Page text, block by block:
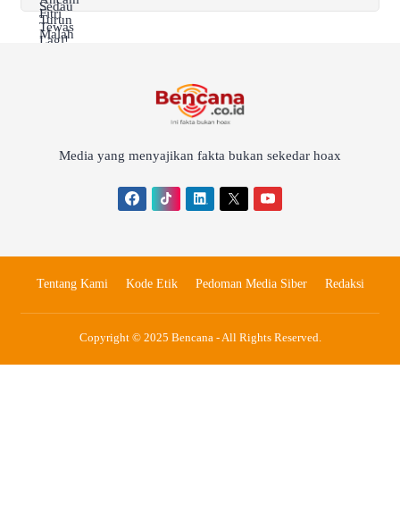
Media yang menyajikan fakta bukan sekedar hoax
Tentang Kami Kode Etik Pedoman Media Siber Redaksi
Copyright © 2025 Bencana - All Rights Reserved.